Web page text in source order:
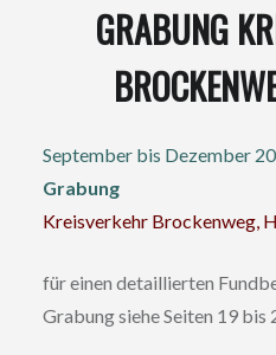
GRABUNG
September bis Dezember
Grabung
Kreisverkehr Brockenweg,
für einen detaillierten
Grabung siehe Seiten 19 bis